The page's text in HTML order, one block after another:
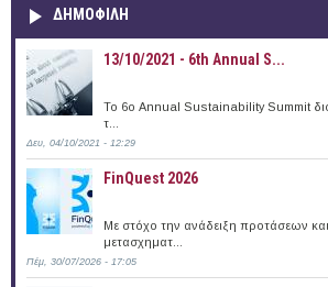
ΔΗΜΟΦΙΛΗ
13/10/2021 - 6th Annual S...
To 6ο Annual Sustainability Summit
τ...
Δευ, 04/10/2021 - 12:29
FinQuest 2026
Με στόχο την ανάδειξη προτάσεων
μετασχηματ...
Πέμ, 30/07/2026 - 17:05